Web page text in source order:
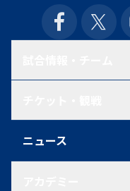
練習見学について
シーズンチケット
ニュース